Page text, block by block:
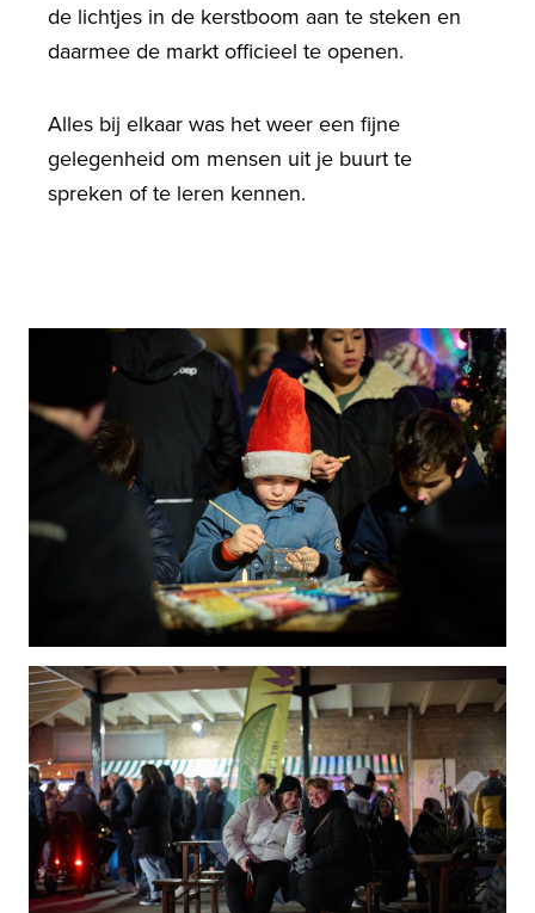
de lichtjes in de kerstboom aan te steken en
daarmee de markt officieel te openen.
Alles bij elkaar was het weer een fijne
gelegenheid om mensen uit je buurt te
spreken of te leren kennen.